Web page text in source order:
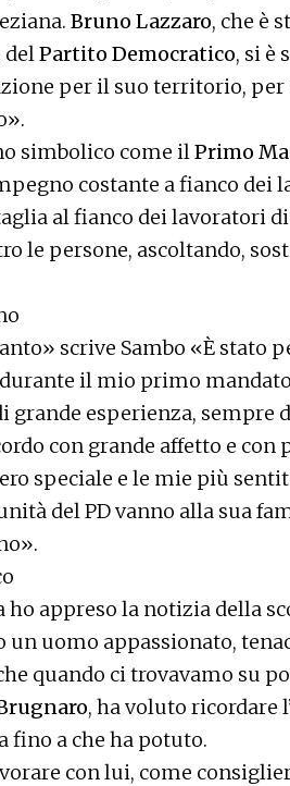
Bruno Lazzaro, che è
delPartito Democratico, si è
per il suo territorio,
simbolico come ilPrimo
costante a fianco dei
al fianco dei lavoratori di
le persone, ascoltando,
scrive Sambo «È stato
il mio primo
grande esperienza, sempre
con grande affetto e con
speciale e le mie più
del PD vanno alla sua
ho appreso la notizia della
un uomo appassionato,
quando ci trovavamo su
, ha voluto ricordare
fino a che ha potuto.
con lui, come